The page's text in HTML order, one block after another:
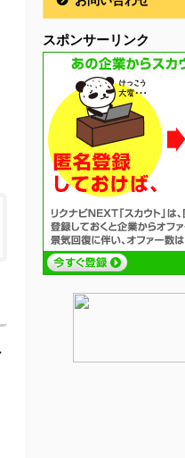
スポンサーリンク